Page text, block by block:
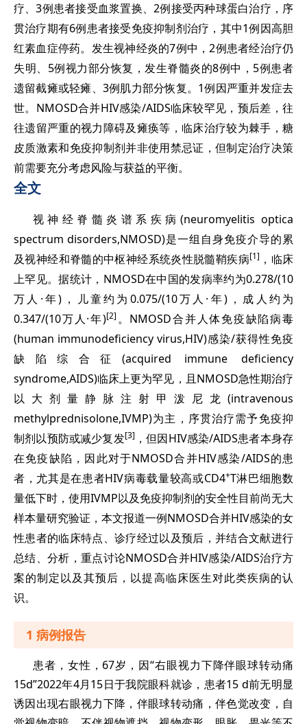
疗、3例患者接受血浆置换、2例接受丙种球蛋白治疗，序
贯治疗期有6例患者接受免疫抑制剂治疗，其中1例因高胆
红素血症停药。发生视神经炎的7例中，2例患者经治疗仍
失明、5例视力部分恢复，发生脊髓炎的8例中，5例患者
遗留截瘫或轻瘫、3例肌力部分恢复。1例因严重并发症去
世。NMOSD合并HIV感染/AIDS临床较罕见，预后差，往
往遗留严重的视力障碍及瘫痪等，临床治疗较为棘手，糖
皮质激素和免疫抑制剂并非使用禁忌证，但制定治疗决策
前需要充分考虑风险与获益的平衡。
全文
视神经脊髓炎谱系疾病(neuromyelitis optica
spectrum disorders,NMOSD)是一组自身免疫介导的累
及视神经和脊髓的中枢神经系统炎性脱髓鞘疾病[1] ，临床
上罕见。据统计，NMOSD在中国的发病率约为0.278/(10
万人·年)，儿童约为0.075/(10万人·年)，成人约为
0.347/(10万人·年)[2] 。NMOSD合并人体免疫缺陷病毒
(human immunodeficiency virus,HIV)感染/获得性免疫
缺陷综合征(acquired immune deficiency
syndrome,AIDS)临床上更为罕见，且NMOSD急性期治疗
以大剂量静脉注射甲泼尼龙(intravenous
methylprednisolone,IVMP)为主，序贯治疗需予免疫抑
制剂以预防或减少复发[3] ，但因HIV感染/AIDS患者本身存
在免疫缺陷，因此对于NMOSD合并HIV感染/AIDS的患
者，尤其是在患者HIV病毒载量较高或CD4+T淋巴细胞数
量低下时，使用IVMP以及免疫抑制剂的安全性目前尚无大
样本量研究验证，本文报道一例NMOSD合并HIV感染的女
性患者的临床特点、诊疗经过以及预后，并结合文献进行
总结、分析，重点讨论NMOSD合并HIV感染/AIDS治疗方
案的制定以及其预后，以提高临床医生对此类疾病的认
识。
1 病例报告
患者，女性，67岁，因“右眼视力下降伴眼球转动痛
15d”2022年4月15日于我院眼科就诊，患者15 d前无明显
诱因出现右眼视力下降，伴眼球转动痛，伴色觉改变，自